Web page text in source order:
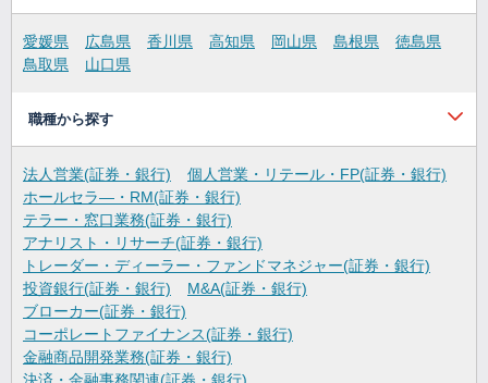
愛媛県 広島県 香川県 高知県 岡山県 島根県
徳島県
鳥取県
山口県
職種から探す
法人営業(証券・銀行)
個人営業・リテール・FP(証券・銀行)
ホールセラ―・RM(証券・銀行)
テラー・窓口業務(証券・銀行)
アナリスト・リサーチ(証券・銀行)
トレーダー・ディーラー・ファンドマネジャー(証券・銀行)
投資銀行(証券・銀行)
M&A(証券・銀行)
ブローカー(証券・銀行)
コーポレートファイナンス(証券・銀行)
金融商品開発業務(証券・銀行)